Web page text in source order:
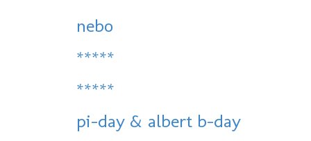
nebo
*****
*****
pi-day & albert b-day